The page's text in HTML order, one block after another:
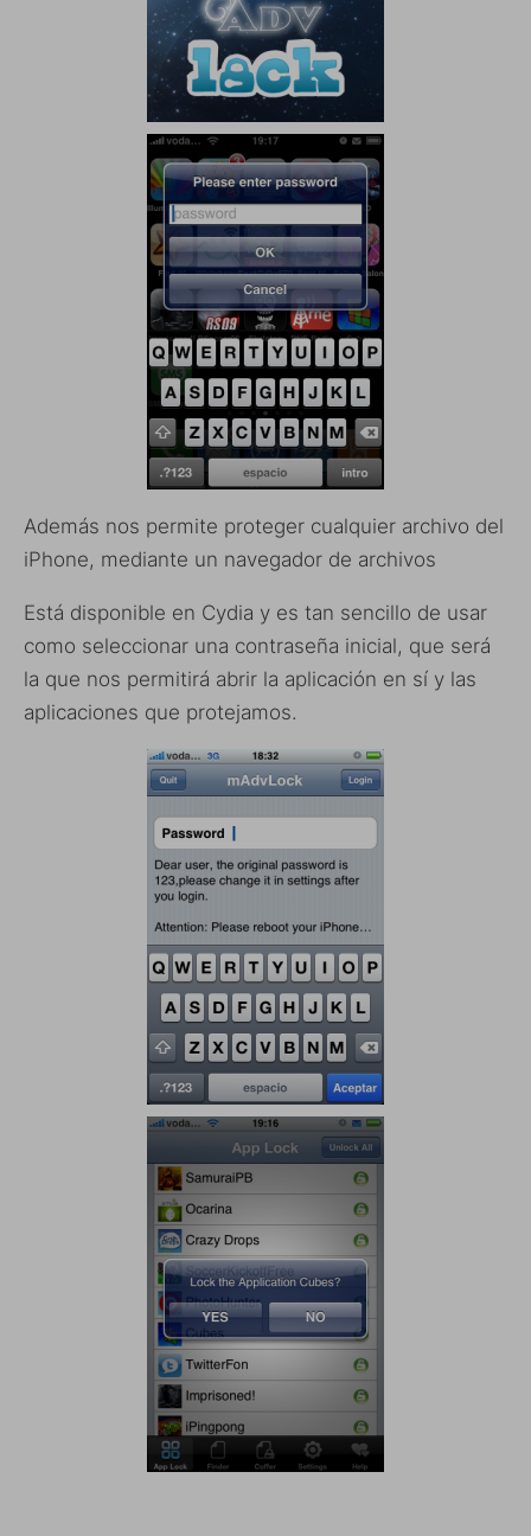
Además nos permite proteger cualquier archivo del
iPhone, mediante un navegador de archivos
Está disponible en Cydia y es tan sencillo de usar
como seleccionar una contraseña inicial, que será
la que nos permitirá abrir la aplicación en sí y las
aplicaciones que protejamos.